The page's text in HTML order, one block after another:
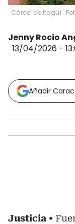
Cárcel de Itagüí .
Jenny Rocio
13/04/2026 -
Añadir
Justicia